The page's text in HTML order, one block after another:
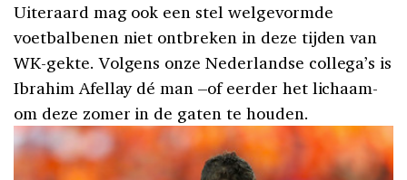
Uiteraard mag ook een stel welgevormde
voetbalbenen niet ontbreken in deze tijden van
WK-gekte. Volgens onze Nederlandse collega’s is
Ibrahim Afellay dé man –of eerder het lichaam-
om deze zomer in de gaten te houden.